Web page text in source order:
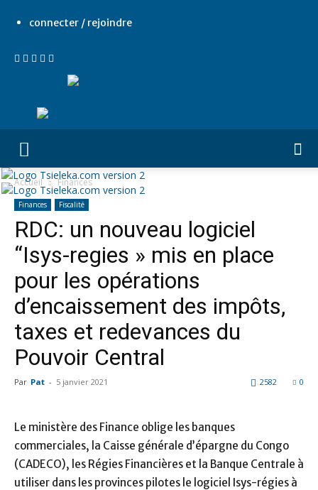
connecter / rejoindre
Accueil Finances
Finances Fiscalité
RDC: un nouveau logiciel
“Isys-regies » mis en place
pour les opérations
d’encaissement des impôts,
taxes et redevances du
Pouvoir Central
Par Pat - 5 janvier 2021 0
2582
Le ministère des Finance oblige les banques
commerciales, la Caisse générale d’épargne du Congo
(CADECO), les Régies Financières et la Banque Centrale à
utiliser dans les provinces pilotes le logiciel Isys-régies à